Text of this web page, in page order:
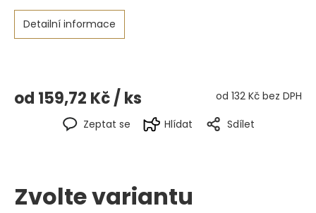
od 159,72 Kč/ ks od 132 Kč bez DPH
Detailní informace
Zeptat se Hlídat Sdílet
Zvolte variantu